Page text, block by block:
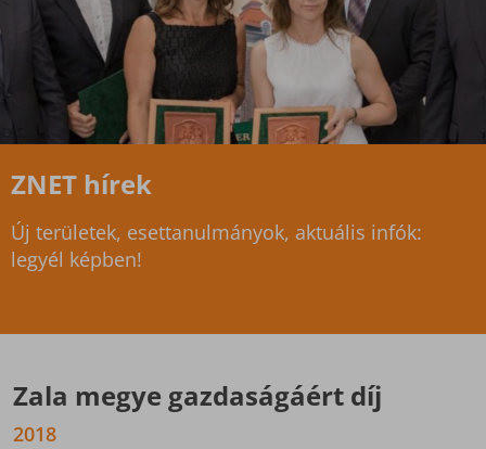
ZNET hírek
Új területek, esettanulmányok, aktuális infók:
legyél képben!
Zala megye gazdaságáért díj
2018